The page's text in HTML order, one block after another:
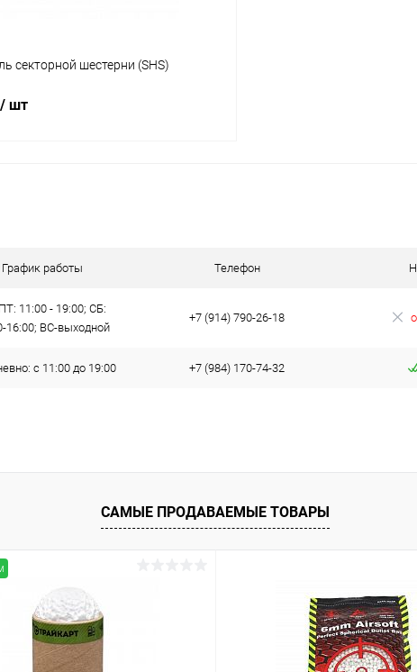
секторной шестерни (SHS)
/ шт
График работы Телефон
11:00 - 19:00; СБ:
16:00; ВС-выходной
+7 (914) 790-26-18
с 11:00 до 19:00 +7 (984) 170-74-32
САМЫЕ ПРОДАВАЕМЫЕ ТОВАРЫ